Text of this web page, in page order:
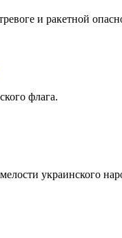
и ракетной
флага.
украинского